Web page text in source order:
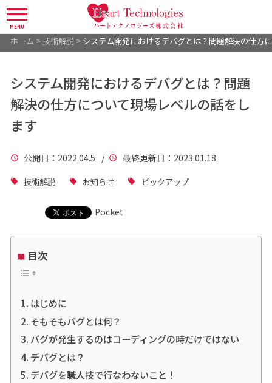
MENU
ホーム >技術解説> システム開発におけるデバグとは？問題解決の仕方
システム開発におけるデバグとは？問題
解決の仕方について現場レベルの話をし
ます
公開日 ：2022.04.5 / 最終更新日 ：2023.01.18
技術解説 お知らせ ピックアップ
Pocket
目次
はじめに
そもそもバグとは何？
バグが発生するのはコーディングの時だけではない
デバグとは？
デバグを職人技で行なわないこと！